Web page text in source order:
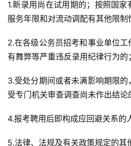
1.新录用尚在试用期的；按照国
服务年限和对流动调配有其他限制
2.在各级公务员招考和事业单位
有舞弊等严重违反录用纪律行为的；
3.受处分期间或者未满影响期限
受专门机关审查调查尚未作出结论
4.报考聘用后即构成应回避关系的
5.法律、法规及有关政策规定的其